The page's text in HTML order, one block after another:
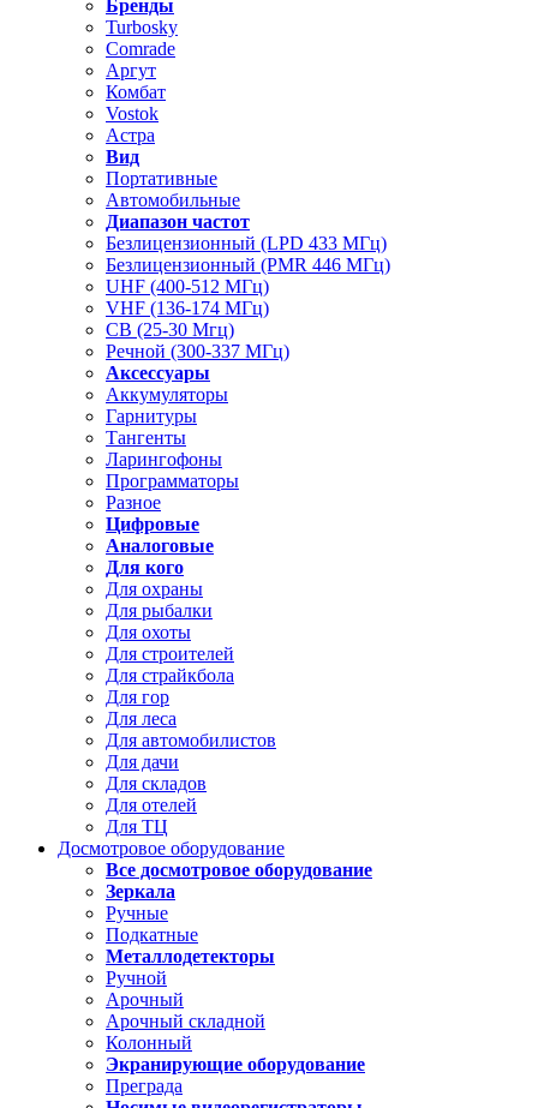
Бренды
Turbosky
Comrade
Аргут
Комбат
Vostok
Астра
Вид
Портативные
Автомобильные
Диапазон частот
Безлицензионный (LPD 433 МГц)
Безлицензионный (PMR 446 МГц)
UHF (400-512 МГц)
VHF (136-174 МГц)
CB (25-30 Мгц)
Речной (300-337 МГц)
Аксессуары
Аккумуляторы
Гарнитуры
Тангенты
Ларингофоны
Программаторы
Разное
Цифровые
Аналоговые
Для кого
Для охраны
Для рыбалки
Для охоты
Для строителей
Для страйкбола
Для гор
Для леса
Для автомобилистов
Для дачи
Для складов
Для отелей
Для ТЦ
Досмотровое оборудование
Все досмотровое оборудование
Зеркала
Ручные
Подкатные
Металлодетекторы
Ручной
Арочный
Арочный складной
Колонный
Экранирующие оборудование
Преграда